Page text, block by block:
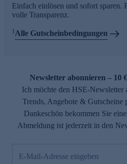
Einfach einlösen und sofort sparen.
volle Transparenz.
1Alle Gutscheinbedingungen
Newsletter abonnieren – 10
Ich möchte den HSE-Newsletter
Trends, Angebote & Gutscheine
Dankeschön bekommen Sie
Abmeldung ist jederzeit in den
E-Mail-Adresse eingeben